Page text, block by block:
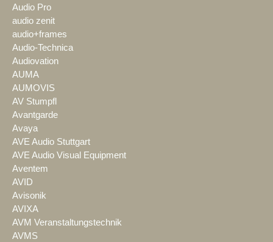
Audio Pro
audio zenit
audio+frames
Audio-Technica
Audiovation
AUMA
AUMOVIS
AV Stumpfl
Avantgarde
Avaya
AVE Audio Stuttgart
AVE Audio Visual Equipment
Aventem
AVID
Avisonik
AVIXA
AVM Veranstaltungstechnik
AVMS